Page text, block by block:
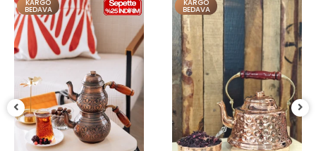
KARGO
BEDAVA
KARGO
BEDAVA